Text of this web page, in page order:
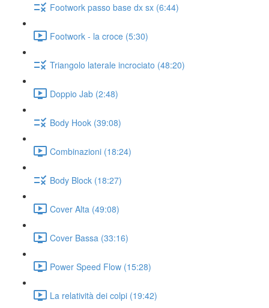
Footwork passo base dx sx (6:44)
Footwork - la croce (5:30)
Triangolo laterale incrociato (48:20)
Doppio Jab (2:48)
Body Hook (39:08)
Combinazioni (18:24)
Body Block (18:27)
Cover Alta (49:08)
Cover Bassa (33:16)
Power Speed Flow (15:28)
La relatività dei colpi (19:42)